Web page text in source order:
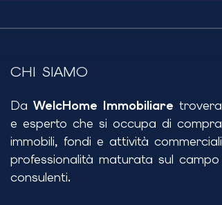
CHI SIAMO
Da WelcHome Immobiliare
e esperto che si occupa di
immobili, fondi e attività
professionalità maturata sul
consulenti.